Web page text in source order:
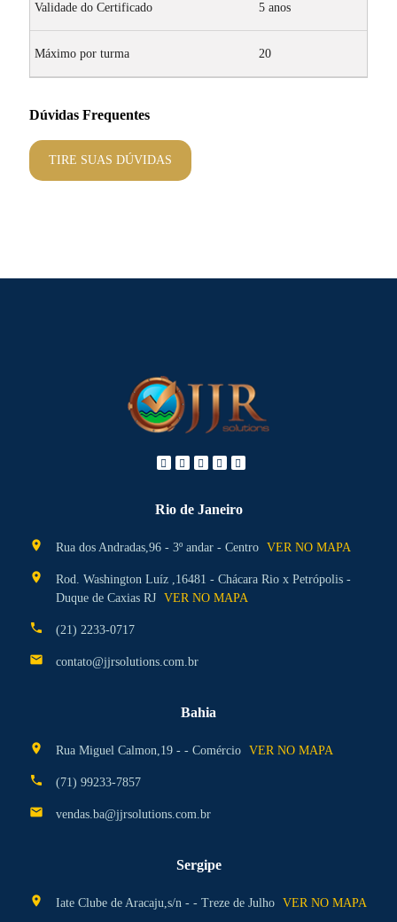
Validade do Certificado 5 anos
Máximo por turma 20
Dúvidas Frequentes
TIRE SUAS DÚVIDAS
Rio de Janeiro
location_on Rua dos Andradas,96 - 3º andar - Centro VER NO MAPA
location_on
Rod. Washington Luíz ,16481 - Chácara Rio x Petrópolis -
Duque de Caxias RJ VER NO MAPA
phone (21) 2233-0717
mail contato@jjrsolutions.com.br
Bahia
location_on Rua Miguel Calmon,19 - - Comércio VER NO MAPA
phone (71) 99233-7857
mail vendas.ba@jjrsolutions.com.br
Sergipe
location_on Iate Clube de Aracaju,s/n - - Treze de Julho VER NO MAPA